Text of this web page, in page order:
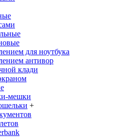
для ноутбука
антивор
клади
мешки
+